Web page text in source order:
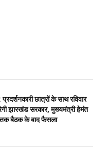
छात्रों के साथ रविवार
झारखंड सरकार, मुख्यमंत्री हेमंत
बैठक के बाद फैसला